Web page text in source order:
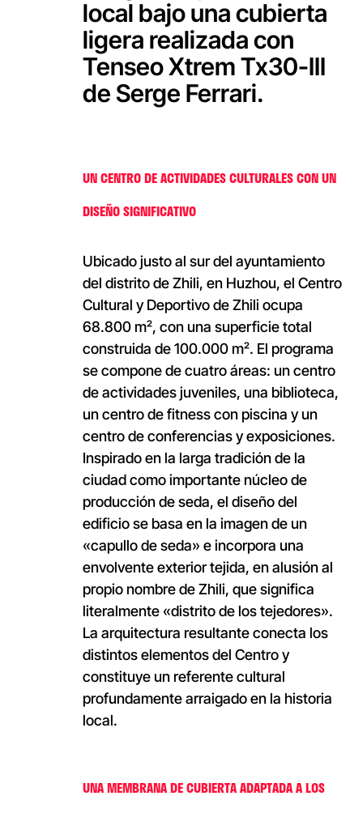
local bajo una cubierta
ligera realizada con
Tenseo Xtrem Tx30-III
de Serge Ferrari.
UN CENTRO DE ACTIVIDADES CULTURALES CON UN
DISEÑO SIGNIFICATIVO
Ubicado justo al sur del ayuntamiento
del distrito de Zhili, en Huzhou, el Centro
Cultural y Deportivo de Zhili ocupa
68.800 m², con una superficie total
construida de 100.000 m². El programa
se compone de cuatro áreas: un centro
de actividades juveniles, una biblioteca,
un centro de fitness con piscina y un
centro de conferencias y exposiciones.
Inspirado en la larga tradición de la
ciudad como importante núcleo de
producción de seda, el diseño del
edificio se basa en la imagen de un
«capullo de seda» e incorpora una
envolvente exterior tejida, en alusión al
propio nombre de Zhili, que significa
literalmente «distrito de los tejedores».
La arquitectura resultante conecta los
distintos elementos del Centro y
constituye un referente cultural
profundamente arraigado en la historia
local.
UNA MEMBRANA DE CUBIERTA ADAPTADA A LOS